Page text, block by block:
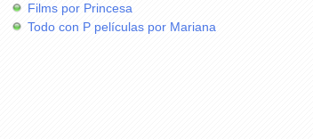
Films por Princesa
Todo con P películas por Mariana